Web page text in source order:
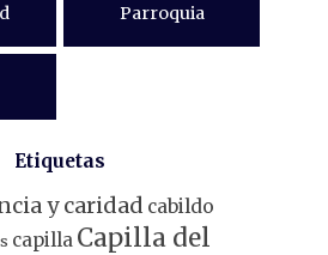
Parroquia
Etiquetas
y caridad cabildo
capilla Capilla del